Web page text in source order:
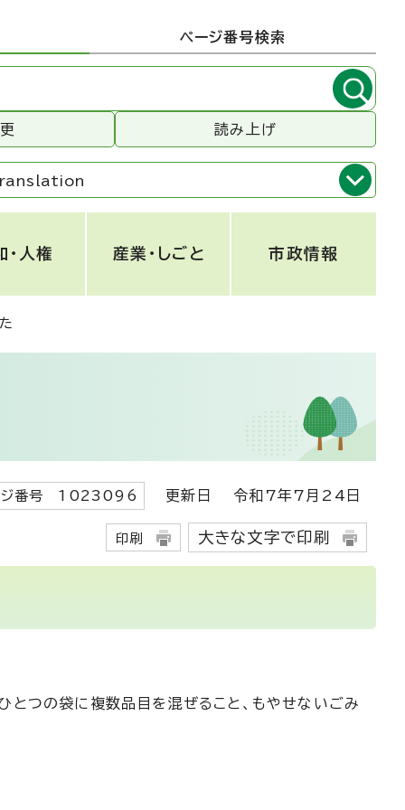
ページ番号検索
読み上げ
・人権 産業・しごと 市政情報
ジ番号 1023096 更新日 令和7年7月24日
印刷 大きな文字で印刷
とつの袋に複数品目を混ぜること、もやせないごみ